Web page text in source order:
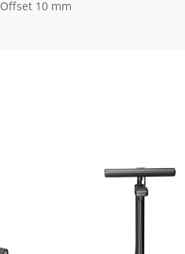
Offset 10 mm